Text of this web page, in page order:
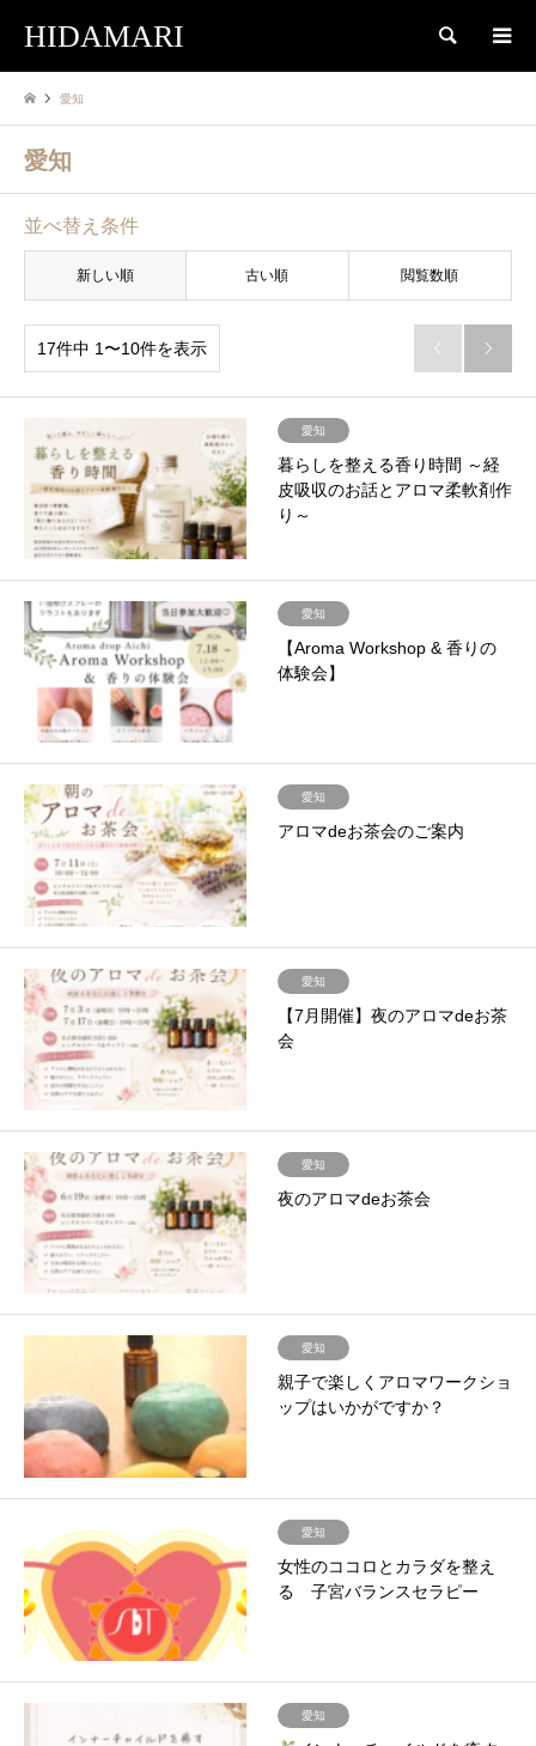
HIDAMARI 検索
愛知
愛知
並べ替え条件
新しい順 古い順 閲覧数順
17件中 1〜10件を表示  
愛知
暮らしを整える香り時間 ～経
皮吸収のお話とアロマ柔軟剤作
り～
愛知
【Aroma Workshop & 香りの
体験会】
愛知
アロマdeお茶会のご案内
愛知
【7月開催】夜のアロマdeお茶
会
愛知
夜のアロマdeお茶会
愛知
親子で楽しくアロマワークショ
ップはいかがですか？
愛知
女性のココロとカラダを整え
る 子宮バランスセラピー
愛知